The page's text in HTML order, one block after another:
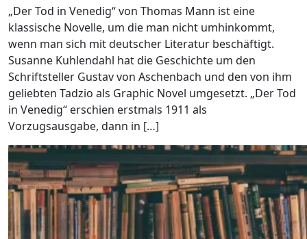
„Der Tod in Venedig“ von Thomas Mann ist eine
klassische Novelle, um die man nicht umhinkommt,
wenn man sich mit deutscher Literatur beschäftigt.
Susanne Kuhlendahl hat die Geschichte um den
Schriftsteller Gustav von Aschenbach und den von ihm
geliebten Tadzio als Graphic Novel umgesetzt. „Der Tod
in Venedig“ erschien erstmals 1911 als
Vorzugsausgabe, dann in […]